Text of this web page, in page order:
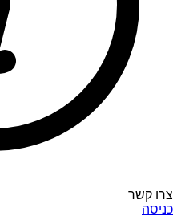
צרו קשר
כניסה